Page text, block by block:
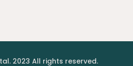
2023 All rights reserved.